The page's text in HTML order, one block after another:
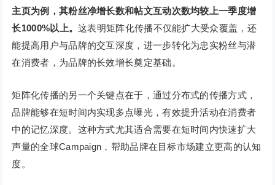
主页为例，其粉丝净增长数和帖文互动次数均较上一季度增
长1000%以上。这表明矩阵化传播不仅能扩大受众覆盖，还
能提高用户与品牌的交互深度，进一步转化为忠实粉丝与潜
在消费者，为品牌的长效增长奠定基础。
矩阵化传播的另一个关键点在于，通过分布式的传播方式，
品牌能够在短时间内实现多点曝光，有效提升活动在消费者
中的记忆深度。这种方式尤其适合需要在短时间内快速扩大
声量的全球Campaign，帮助品牌在目标市场建立更高的认知
度。